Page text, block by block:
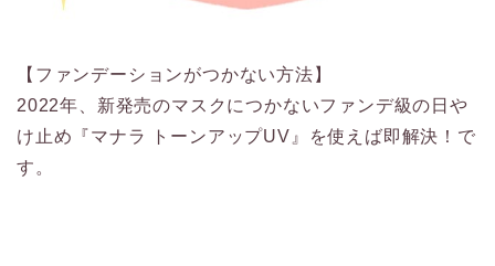
【ファンデーションがつかない方法】
2022年、新発売のマスクにつかないファンデ級の日や
け止め『マナラ トーンアップUV』を使えば即解決！で
す。